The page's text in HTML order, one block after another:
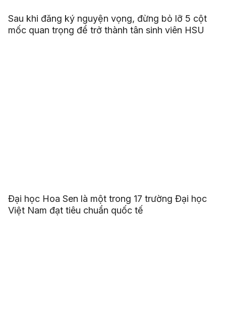
Sau khi đăng ký nguyện vọng, đừng bỏ lỡ 5 cột
mốc quan trọng để trở thành tân sinh viên HSU
Đại học Hoa Sen là một trong 17 trường Đại học
Việt Nam đạt tiêu chuẩn quốc tế